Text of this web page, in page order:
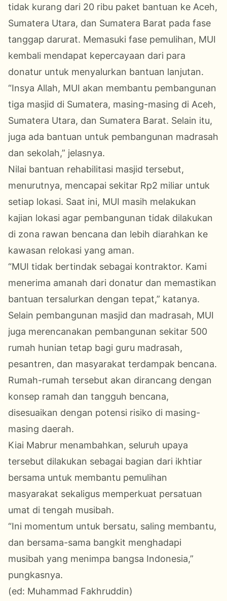
tidak kurang dari 20 ribu paket bantuan ke Aceh,
Sumatera Utara, dan Sumatera Barat pada fase
tanggap darurat. Memasuki fase pemulihan, MUI
kembali mendapat kepercayaan dari para
donatur untuk menyalurkan bantuan lanjutan.
“Insya Allah, MUI akan membantu pembangunan
tiga masjid di Sumatera, masing-masing di Aceh,
Sumatera Utara, dan Sumatera Barat. Selain itu,
juga ada bantuan untuk pembangunan madrasah
dan sekolah,” jelasnya.
Nilai bantuan rehabilitasi masjid tersebut,
menurutnya, mencapai sekitar Rp2 miliar untuk
setiap lokasi. Saat ini, MUI masih melakukan
kajian lokasi agar pembangunan tidak dilakukan
di zona rawan bencana dan lebih diarahkan ke
kawasan relokasi yang aman.
“MUI tidak bertindak sebagai kontraktor. Kami
menerima amanah dari donatur dan memastikan
bantuan tersalurkan dengan tepat,” katanya.
Selain pembangunan masjid dan madrasah, MUI
juga merencanakan pembangunan sekitar 500
rumah hunian tetap bagi guru madrasah,
pesantren, dan masyarakat terdampak bencana.
Rumah-rumah tersebut akan dirancang dengan
konsep ramah dan tangguh bencana,
disesuaikan dengan potensi risiko di masing-
masing daerah.
Kiai Mabrur menambahkan, seluruh upaya
tersebut dilakukan sebagai bagian dari ikhtiar
bersama untuk membantu pemulihan
masyarakat sekaligus memperkuat persatuan
umat di tengah musibah.
“Ini momentum untuk bersatu, saling membantu,
dan bersama-sama bangkit menghadapi
musibah yang menimpa bangsa Indonesia,”
pungkasnya.
(ed: Muhammad Fakhruddin)